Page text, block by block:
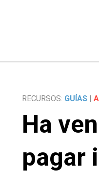
RECURSOS: GUÍAS|
Ha
pagar